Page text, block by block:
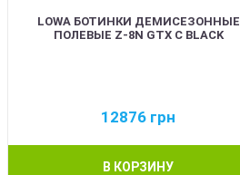
LOWA БОТИНКИ ДЕМИСЕЗОННЫЕ
ПОЛЕВЫЕ Z-8N GTX C BLACK
12876 грн
В КОРЗИНУ